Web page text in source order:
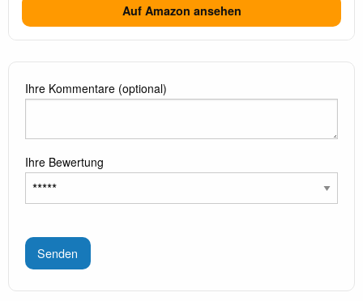
Auf Amazon ansehen
Ihre Kommentare (optional)
Ihre Bewertung
Senden